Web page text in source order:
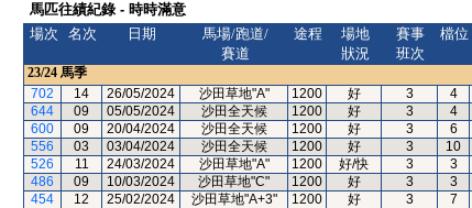
馬匹往績紀錄 - 時時滿意
場次
名次 日期
馬場/跑道/
賽道
途程
場地
狀況
賽事
班次
檔位
23/24 馬季
702
14 26/05/2024 沙田草地"A" 1200 好 3 4
644
09 05/05/2024 沙田全天候 1200 好 3 4
600
09 20/04/2024 沙田全天候 1200 好 3 6
556
03 03/04/2024 沙田全天候 1200 好 3 10
526
11 24/03/2024 沙田草地"A" 1200 好/快 3 3
486
09 10/03/2024 沙田草地"C" 1200 好 3 3
454
12 25/02/2024 沙田草地"A+3" 1200 好 3 7